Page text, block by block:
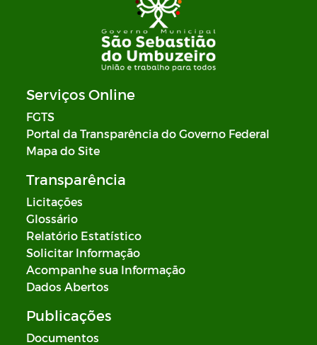
Serviços Online
FGTS
Portal da Transparência do Governo Federal
Mapa do Site
Transparência
Licitações
Glossário
Relatório Estatístico
Solicitar Informação
Acompanhe sua Informação
Dados Abertos
Publicações
Documentos